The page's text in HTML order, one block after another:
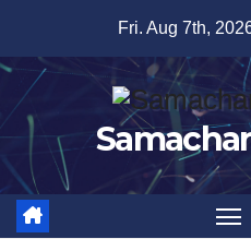
content
Fri. Aug 7th,